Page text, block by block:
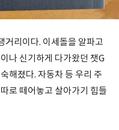
거리이다. 이세돌을 알파고
나 신기하게 다가왔던 챗G
해졌다. 자동차 등 우리 주
로 떼어놓고 살아가기 힘들